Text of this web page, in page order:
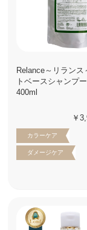
Relance～リランス
トベースシャンプ
400ml
￥
カラーケア
ダメージケア